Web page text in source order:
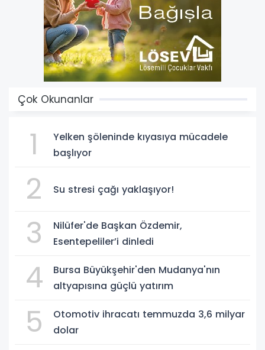
Çok Okunanlar
1
Yelken şöleninde kıyasıya mücadele
başlıyor
2 Su stresi çağı yaklaşıyor!
3
Nilüfer'de Başkan Özdemir,
Esentepeliler’i dinledi
4
Bursa Büyükşehir'den Mudanya'nın
altyapısına güçlü yatırım
5
Otomotiv ihracatı temmuzda 3,6 milyar
dolar